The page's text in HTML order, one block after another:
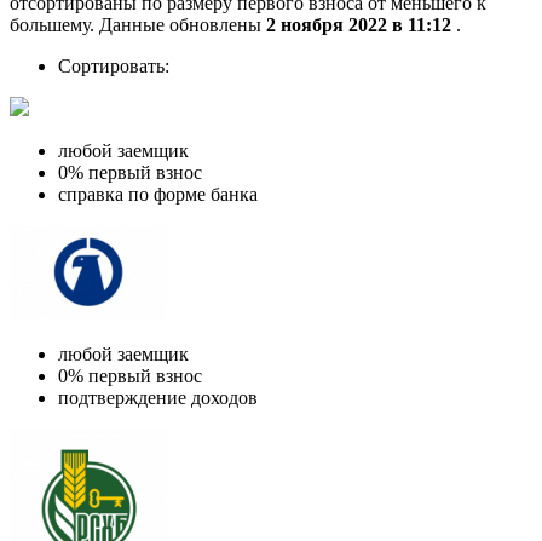
большему. Данные обновлены 2 ноября 2022 в 11:12 .
Сортировать:
любой заемщик
0% первый взнос
справка по форме банка
любой заемщик
0% первый взнос
подтверждение доходов